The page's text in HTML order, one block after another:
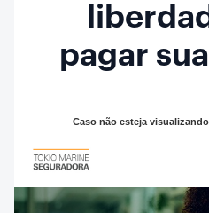
pagar
Caso não esteja